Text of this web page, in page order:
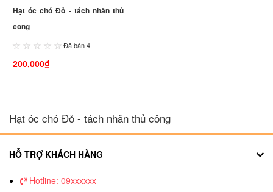
Hạt óc chó Đỏ - tách nhân thủ
công
Đã bán 4
200,000₫
Hạt óc chó Đỏ - tách nhân thủ công
HỖ TRỢ KHÁCH HÀNG
Hotline: 09xxxxxx